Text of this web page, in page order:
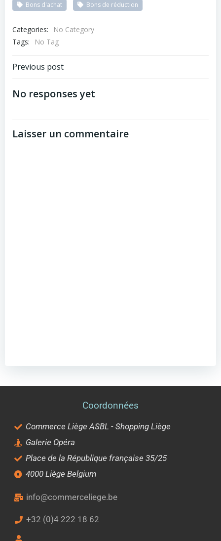
Bons d'achat Bons de réduction
Categories:
No Category
Tags:
No Tag
Previous post
No responses yet
Laisser un commentaire
Coordonnées
Commerce Liège ASBL - Shopping Liège
Galerie Opéra
Place de la République française 35/25
4000 Liège Belgium
info@commerceliege.be
+32 (0)4 222 18 62